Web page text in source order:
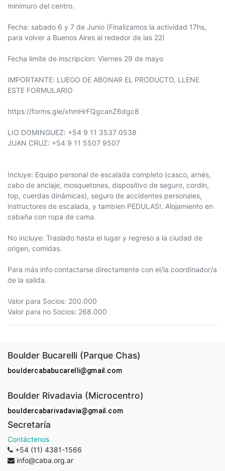
minimuro del centro.
Fecha: sabado 6 y 7 de Junio (Finalizamos la actividad 17hs,
para volver a Buenos Aires al rededor de las 22)
Fecha limite de inscripcion: Viernes 29 de mayo
IMPORTANTE: LUEGO DE ABONAR EL PRODUCTO, LLENE
ESTE FORMULARIO
https://forms.gle/xhmHrFQgcanZ6dgc8
LIO DOMINGUEZ: +54 9 11 3537 0538
JUAN CRUZ: +54 9 11 5507 9507
Incluye: Equipo personal de escalada completo (casco, arnés,
cabo de anclaje, mosquetones, dispositivo de seguro, cordín,
top, cuerdas dinámicas), seguro de accidentes personales,
instructores de escalada, y tambien PEDULAS!. Alojamiento en
cabaña con ropa de cama.
No incluye: Traslado hasta el lugar y regreso a la ciudad de
origen, comidas.
Para más info contactarse directamente con el/la coordinador/a
de la salida.
Valor para Socios: 200.000
Valor para no Socios: 268.000
Boulder Bucarelli (Parque Chas)
bouldercababucarelli@gmail.com
Boulder Rivadavia (Microcentro)
bouldercabarivadavia@gmail.com
Secretaría
Contáctenos
+54 (11) 4381-1566
info@caba.org.ar